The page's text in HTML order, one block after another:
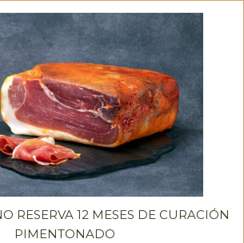
RESERVA 12 MESES DE CURACIÓN
PIMENTONADO